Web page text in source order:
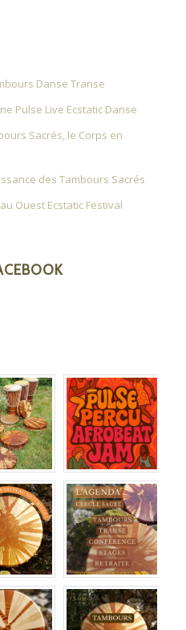
Danse Transe
Pulse Live Ecstatic Danse
Sacrés, le Corps en
des Tambours Sacrés
Ouest Ecstatic Festival